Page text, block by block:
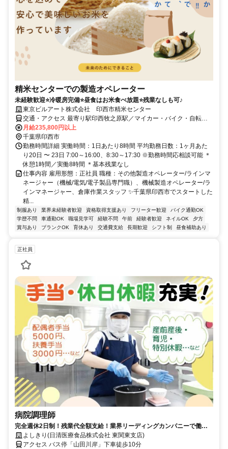
精米センターでの製造オペレーター
未経験歓迎⭐冷暖房完備⭐昼食はお米食べ放題⭐残業なしも可♪
東京ビルアート株式会社 印西市精米センター
交通・アクセス 最寄り駅印西牧之原駅／マイカー・バイク・自転車
通勤OK
月給235,800円以上
千葉県印西市
勤務時間詳細 実働時間：1日あたり8時間 平均勤務日数：1ヶ月あた
り20日 〜 23日 7:00～16:00、8:30～17:30 ※勤務時間応相談可能 ＊
休憩1時間／実働8時間 ＊基本残業なし
仕事内容 雇用形態：正社員 職種：その他製造オペレーター/ラインマ
ネージャー（機械/電気/電子製品専門職）、機械製造オペレーター/ラ
インマネージャー、倉庫作業スタッフ ✨千葉県印西市でスタートした
精...
制服あり 業界未経験者歓迎 資格取得支援あり フリーター歓迎
バイク通勤OK
学歴不問
車通勤OK 職場見学可 経験不問 午前 経験者歓迎 ネイルOK
夕方
賞与あり
ブランクOK 育休あり 交通費支給 長期歓迎 シフト制 昼食補助あり
正社員
病院調理師
完全週休2日制！残業代全額支給！業界リーディングカンパニーで働き
ませんか？！
よしきり(日清医療食品株式会社 東関東支店)
アクセス バス停「山田川岸」下車徒歩10分